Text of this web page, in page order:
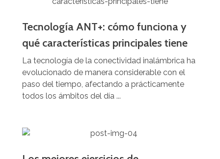
Tecnología ANT+: cómo funciona y
qué características principales tiene
La tecnología de la conectividad inalámbrica ha
evolucionado de manera considerable con el
paso del tiempo, afectando a prácticamente
todos los ámbitos del día ...